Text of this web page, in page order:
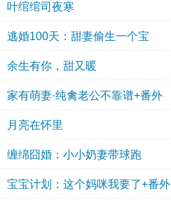
叶绾绾司夜寒
逃婚100天：甜妻偷生一个宝
余生有你，甜又暖
家有萌妻·纯禽老公不靠谱+番外
月亮在怀里
缠绵囧婚：小小奶妻带球跑
宝宝计划：这个妈咪我要了+番外